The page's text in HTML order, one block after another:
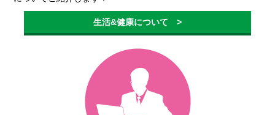
生活&健康について >